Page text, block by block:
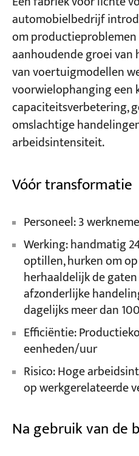
automobielbedrijf
om productieproblemen
aanhoudende groei
van voertuigmodellen
voorwielophanging een
capaciteitsverbetering,
omslachtige
arbeidsintensiteit.
Vóór transformatie
Personeel: 3
Werking: handmatig
optillen, hurken om
herhaaldelijk de
afzonderlijke
dagelijks meer dan
Efficiëntie:
eenheden/uur
Risico: Hoge
op werkgerelateerde
Na gebruik van de